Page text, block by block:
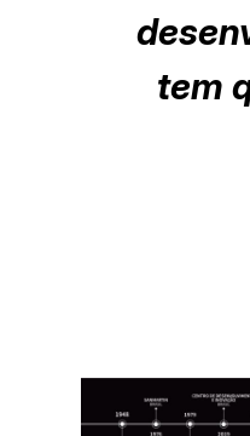
tem